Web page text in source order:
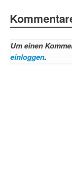
Um einen
einloggen.